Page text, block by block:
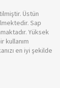
Üstün
Sap
Yüksek
kullanım
en iyi şekilde